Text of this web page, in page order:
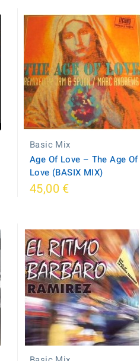
Basic Mix
Age Of Love ‎– The Age Of
Love (BASIX MIX)
45,00 €